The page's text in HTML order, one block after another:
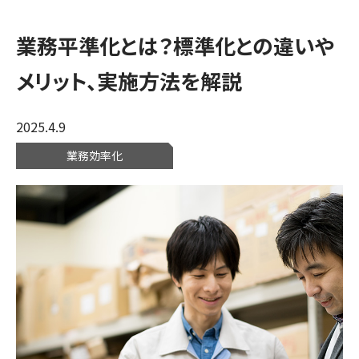
業務平準化とは？標準化との違いや
メリット、実施方法を解説
2025.4.9
業務効率化